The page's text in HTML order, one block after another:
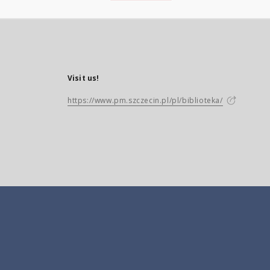
Visit us!
https://www.pm.szczecin.pl/pl/biblioteka/